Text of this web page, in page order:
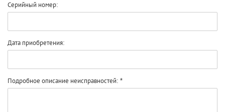
Серийный номер:
Дата приобретения:
Подробное описание неисправностей: